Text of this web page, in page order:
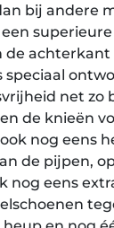
bij andere
de achterkant
speciaal
net zo
de knieën
nog eens
de pijpen,
nog eens